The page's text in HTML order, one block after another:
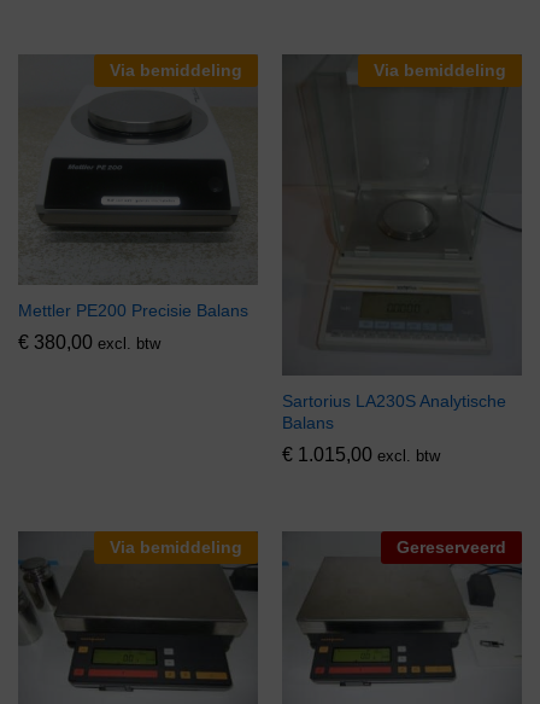
Via bemiddeling
Mettler PE200 Precisie Balans
€ 380,00 excl. btw
Via bemiddeling
Sartorius LA230S Analytische
Balans
€ 1.015,00 excl. btw
Via bemiddeling Gereserveerd